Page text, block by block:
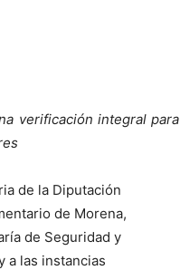
verificación integral para
de la Diputación
de Morena,
de Seguridad y
a las instancias